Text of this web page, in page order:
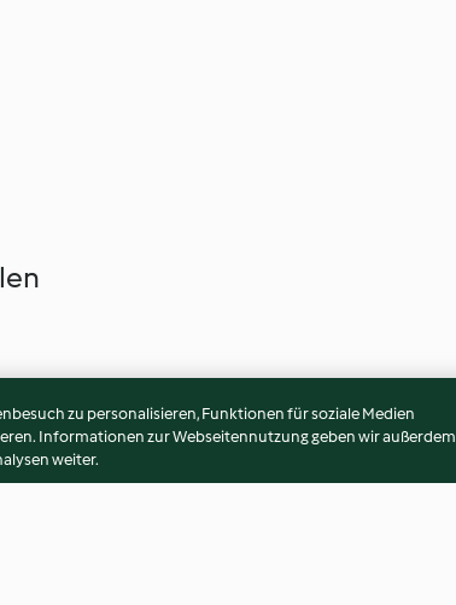
zu personalisieren, Funktionen für soziale Medien
Informationen zur Webseitennutzung geben wir außerdem
weiter.